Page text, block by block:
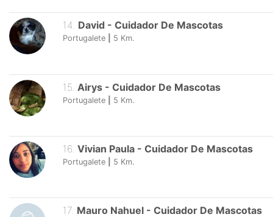
14. David - Cuidador De Mascotas
Portugalete 5 Km.
15 Airys - Cuidador De Mascotas
Portugalete 5 Km.
16 Vivian Paula - Cuidador De Mascotas
Portugalete 5 Km.
17. Mauro Nahuel - Cuidador De Mascotas